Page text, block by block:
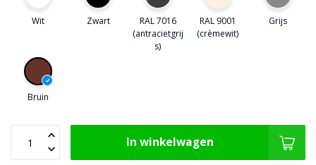
Wit Zwart
RAL 7016
(antracietgrij
s)
RAL 9001
(crèmewit)
Grijs
Bruin
In winkelwagen